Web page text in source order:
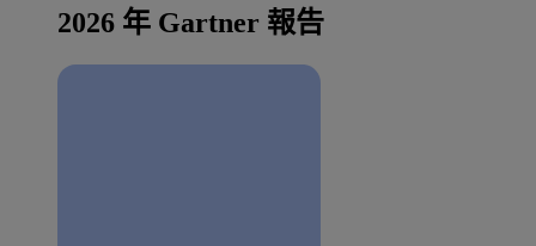
2026 年 Gartner 報告